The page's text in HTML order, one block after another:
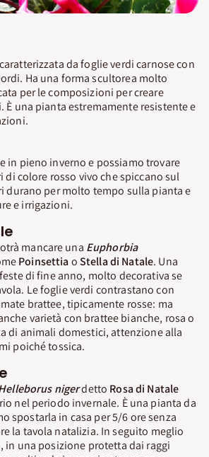
da foglie verdi carnose con
Ha una forma scultorea molto
per le composizioni per creare
una pianta estremamente resistente e
in pieno inverno e possiamo trovare
di colore rosso vivo che spiccano sul
durano per molto tempo sulla pianta e
e irrigazioni.
mancare una Euphorbia
Poinsettia oStella di Natale. Una
di fine anno, molto decorativa se
Le foglie verdi contrastano con
brattee, tipicamente rosse: ma
varietà con brattee bianche, rosa o
di animali domestici, attenzione alla
poiché tossica.
nigerdetto Rosa di Natale
nel periodo invernale. È una pianta da
spostarla in casa per 5/6 ore senza
la tavola natalizia. In seguito meglio
in una posizione protetta dai raggi